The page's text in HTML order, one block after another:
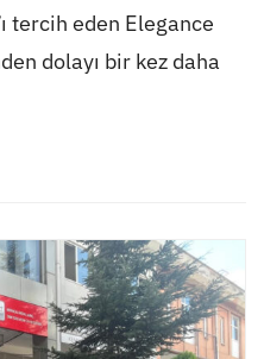
tercih eden Elegance
dolayı bir kez daha